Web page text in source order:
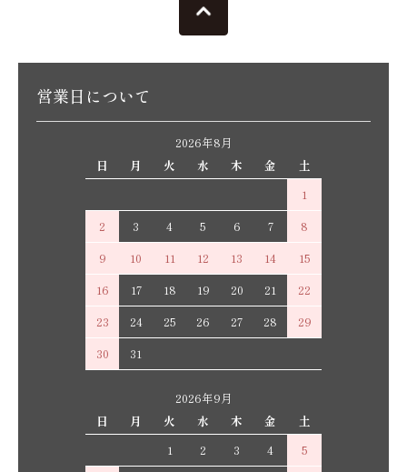
営業日について
2026年8月
日
月 火 水 木 金
土
1
2
3 4 5 6 7
8
9
10 11 12 13 14
15
16
17 18 19 20 21
22
23
24 25 26 27 28
29
30
31
2026年9月
日
月 火 水 木 金
土
1
2 3 4
5